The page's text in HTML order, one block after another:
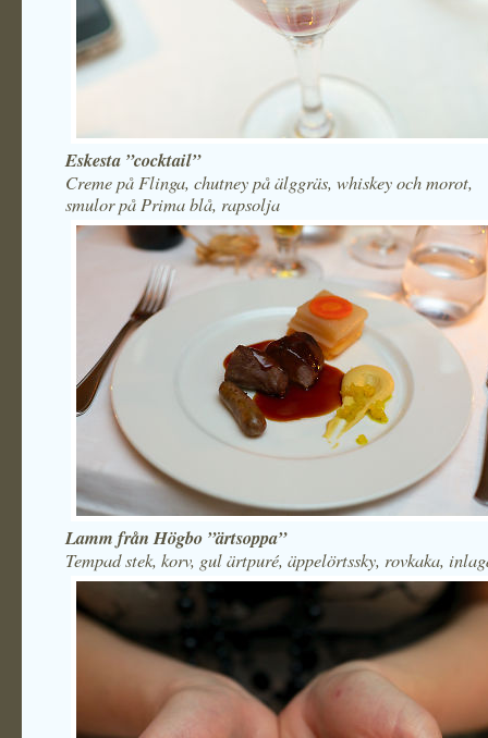
Eskesta ”cocktail”
Creme på Flinga, chutney på älggräs, whiskey och morot,
smulor på Prima blå, rapsolja
Lamm från Högbo ”ärtsoppa”
Tempad stek, korv, gul ärtpuré, äppelörtssky, rovkaka,